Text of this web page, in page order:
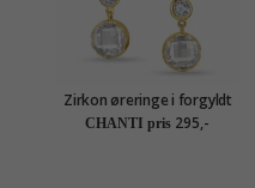
Zirkon øreringe i forgyldt
sølv
CHANTI pris 295,-